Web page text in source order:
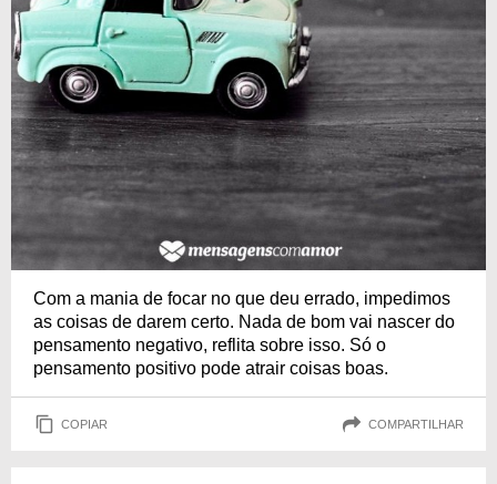
Com a mania de focar no que deu errado, impedimos
as coisas de darem certo. Nada de bom vai nascer do
pensamento negativo, reflita sobre isso. Só o
pensamento positivo pode atrair coisas boas.
COPIAR COMPARTILHAR